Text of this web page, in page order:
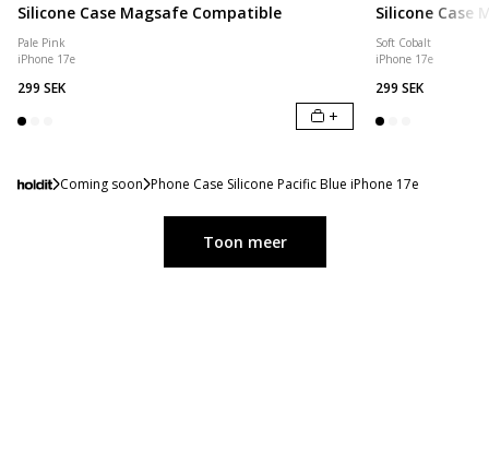
Silicone Case Magsafe Compatible
Pale Pink
iPhone 17e
299 SEK
+
Silicone Case
Soft Cobalt
iPhone 17e
299 SEK
Coming soon Phone Case Silicone Pacific Blue iPhone 17e
Toon meer